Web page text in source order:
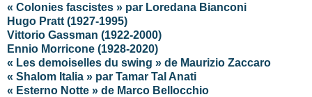
« Colonies fascistes » par Loredana Bianconi
Hugo Pratt (1927-1995)
Vittorio Gassman (1922-2000)
Ennio Morricone (1928-2020)
« Les demoiselles du swing » de Maurizio Zaccaro
« Shalom Italia » par Tamar Tal Anati
« Esterno Notte » de Marco Bellocchio